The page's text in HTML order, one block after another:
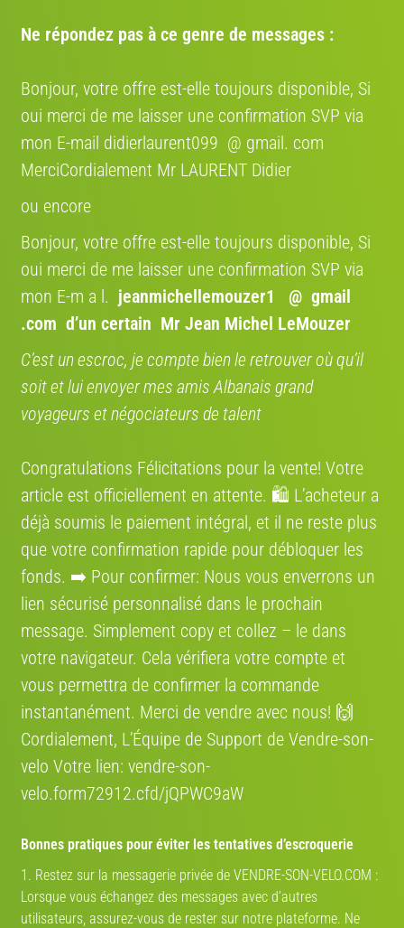
Annonces qui pourraient vous intéresser
€ 250
Décathlon Bitwin 7
6/102008 · Ville et loisirs
€ 70
Décathlon Rockrider
9/10 2004 · Randonnée
€ 200
Décathlon B’Twin Triban 520
9/10 2016 · Vélo ville
€ 49
Décathlon B’twin
5/102002 · Ville et loisirs
Décathlon ROCKRIDER 300
10/10 2014 · Randonnée
DECATHLON ROCKRIDER 300
2014 · Randonnée
Estimez la valeur de votre vélo
Ne répondez pas à ce genre de messages :
Bonjour, votre offre est-elle toujours disponible, Si
oui merci de me laisser une confirmation SVP via
mon E-mail didierlaurent099 @ gmail. com
MerciCordialement Mr LAURENT Didier
ou encore
Bonjour, votre offre est-elle toujours disponible, Si
oui merci de me laisser une confirmation SVP via
mon E-m a l. jeanmichellemouzer1 @ gmail
.com d’un certain Mr Jean Michel LeMouzer
C’est un escroc, je compte bien le retrouver où qu’il
soit et lui envoyer mes amis Albanais grand
voyageurs et négociateurs de talent
Congratulations Félicitations pour la vente! Votre
article est officiellement en attente. 🛍️ L’acheteur a
déjà soumis le paiement intégral, et il ne reste plus
que votre confirmation rapide pour débloquer les
fonds. ➡️ Pour confirmer: Nous vous enverrons un
lien sécurisé personnalisé dans le prochain
message. Simplement сору et collez – le dans
votre navigateur. Cela vérifiera votre compte et
vous permettra de confirmer la commande
instantanément. Merci de vendre avec nous! 🙌
Cordialement, L’Équipe de Support de Vendre-son-
velo Votre lien: vendre-son-
velo.form72912.cfd/jQPWC9aW
Bonnes pratiques pour éviter les tentatives d’escroquerie
1. Restez sur la messagerie privée de VENDRE-SON-VELO.COM :
Lorsque vous échangez des messages avec d’autres
utilisateurs, assurez-vous de rester sur notre plateforme. Ne